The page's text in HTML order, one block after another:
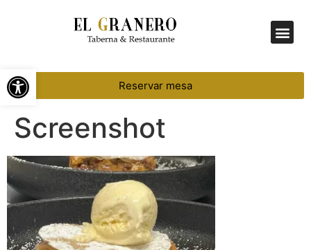
Abrir barra de herramientasReservar mesa
Screenshot